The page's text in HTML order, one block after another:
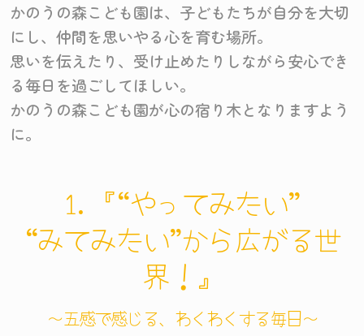
かのうの森こども園は、子どもたちが自分を大切
にし、仲間を思いやる心を育む場所。
思いを伝えたり、受け止めたりしながら安心でき
る毎日を過ごしてほしい。
かのうの森こども園が心の宿り木となりますよう
に。
1.『“やってみたい”
“みてみたい”から広がる世
界！』
～五感で感じる、わくわくする毎日～